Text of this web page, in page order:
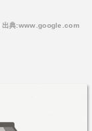
出典:www.google.com